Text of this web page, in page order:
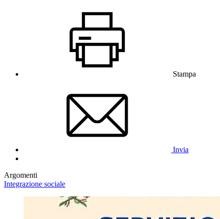
Stampa
Invia
Argomenti
Integrazione sociale